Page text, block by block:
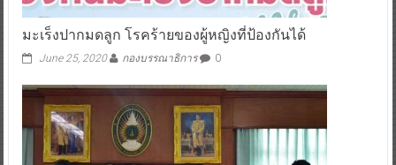
มะเร็งปากมดลูก โรคร้ายของผู้หญิงที่ป้องกันได้
June 25, 2020 กองบรรณาธิการ 0